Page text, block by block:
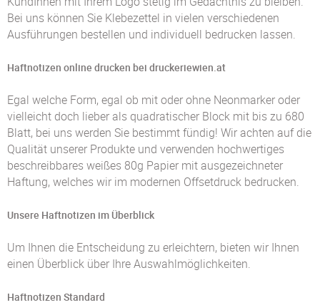
Bei uns können Sie Klebezettel in vielen verschiedenen
Ausführungen bestellen und individuell bedrucken lassen.
Haftnotizen online drucken bei druckeriewien.at
Egal welche Form, egal ob mit oder ohne Neonmarker oder
vielleicht doch lieber als quadratischer Block mit bis zu 680
Blatt, bei uns werden Sie bestimmt fündig! Wir achten auf die
Qualität unserer Produkte und verwenden hochwertiges
beschreibbares weißes 80g Papier mit ausgezeichneter
Haftung, welches wir im modernen Offsetdruck bedrucken.
Unsere Haftnotizen im Überblick
Um Ihnen die Entscheidung zu erleichtern, bieten wir Ihnen
einen Überblick über Ihre Auswahlmöglichkeiten.
Haftnotizen Standard